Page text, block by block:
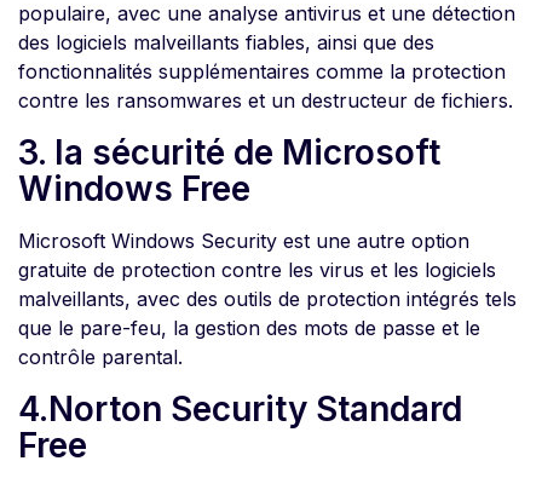
populaire, avec une analyse antivirus et une détection
des logiciels malveillants fiables, ainsi que des
fonctionnalités supplémentaires comme la protection
contre les ransomwares et un destructeur de fichiers.
3. la sécurité de Microsoft
Windows Free
Microsoft Windows Security est une autre option
gratuite de protection contre les virus et les logiciels
malveillants, avec des outils de protection intégrés tels
que le pare-feu, la gestion des mots de passe et le
contrôle parental.
4.Norton Security Standard
Free